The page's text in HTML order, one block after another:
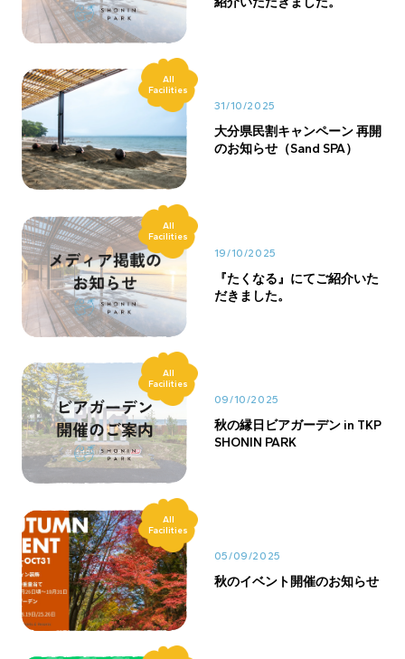
All
Facilities
31/10/2025
大分県民割キャンペーン 再開
のお知らせ（Sand SPA）
All
Facilities
19/10/2025
『たくなる』にてご紹介いた
だきました。
All
Facilities
09/10/2025
秋の縁日ビアガーデン in TKP
SHONIN PARK
All
Facilities
05/09/2025
秋のイベント開催のお知らせ